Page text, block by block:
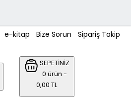
e-kitap Bize Sorun Sipariş Takip
SEPETİNİZ
0 ürün -
0,00 TL